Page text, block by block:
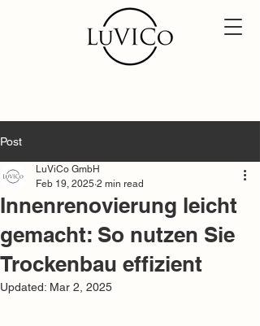
Post
Innenrenovierung leicht
gemacht: So nutzen Sie
Trockenbau effizient
LuViCo GmbH
Feb 19, 2025 2 min read
Updated: Mar 2, 2025